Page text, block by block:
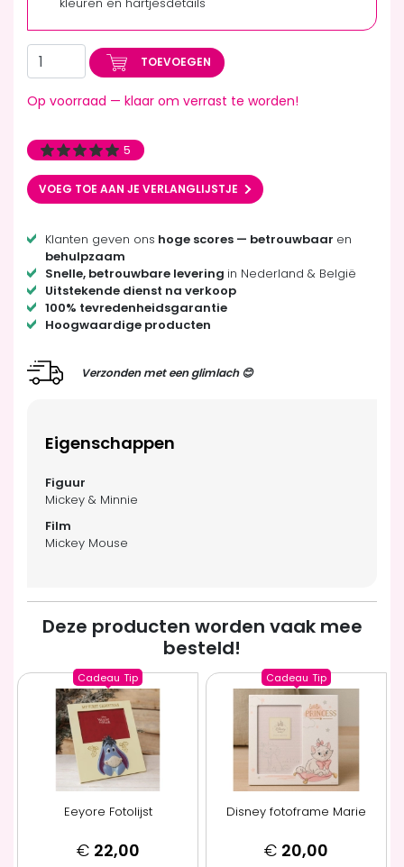
TOEVOEGEN
Op voorraad — klaar om verrast te worden!
5
VOEG TOE AAN JE VERLANGLIJSTJE
Klanten geven ons hoge scores — betrouwbaar en
behulpzaam
Snelle, betrouwbare levering in Nederland & België
Uitstekende dienst na verkoop
100% tevredenheidsgarantie
Hoogwaardige producten
Verzonden met een glimlach 😊
Eigenschappen
Mickey & Minnie
Mickey Mouse
Deze producten worden vaak mee
besteld!
Cadeau Tip
Eeyore Fotolijst
€ 22,00
Cadeau Tip
Disney fotoframe Marie
€ 20,00